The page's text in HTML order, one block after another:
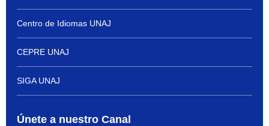
Centro de Idiomas UNAJ
CEPRE UNAJ
SIGA UNAJ
Únete a nuestro Canal